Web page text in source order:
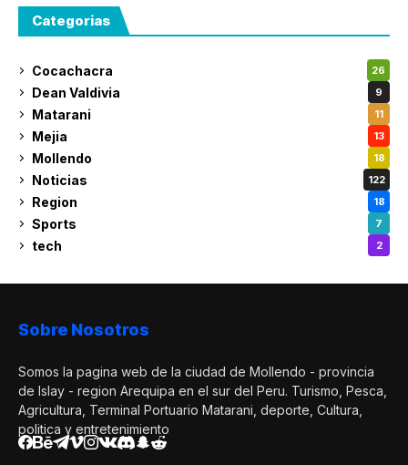
Categorias
Cocachacra 26
Dean Valdivia 9
Matarani 11
Mejia 13
Mollendo 18
Noticias 122
Region 18
Sports 7
tech 2
Sobre Nosotros
Somos la pagina web de la ciudad de Mollendo - provincia
de Islay - region Arequipa en el sur del Peru. Turismo, Pesca,
Agricultura, Terminal Portuario Matarani, deporte, Cultura,
politica y entretenimiento